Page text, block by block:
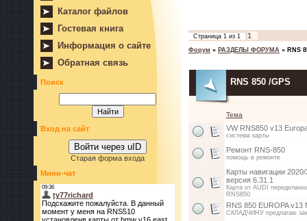
Каталог файлов
Гостевая книга
Информация о сайте
Обратная связь
Поиск
Вход на сайт
Войти через uID
Старая форма входа
Мини-чат
Страница 1 из 1 1
Форум » РАЗДЕЛЫ ФОРУМА » RNS
RNS 850 /GPS
Тема
VW RNS850 v13
система карты
Ремонт RNS-850
помощь в ремонте
Карты навигации
версия 6.31.1
Карта от AUDI
RNS850
RNS 850 EUROPA v13
СКЛАДЧИНУ предлагаю